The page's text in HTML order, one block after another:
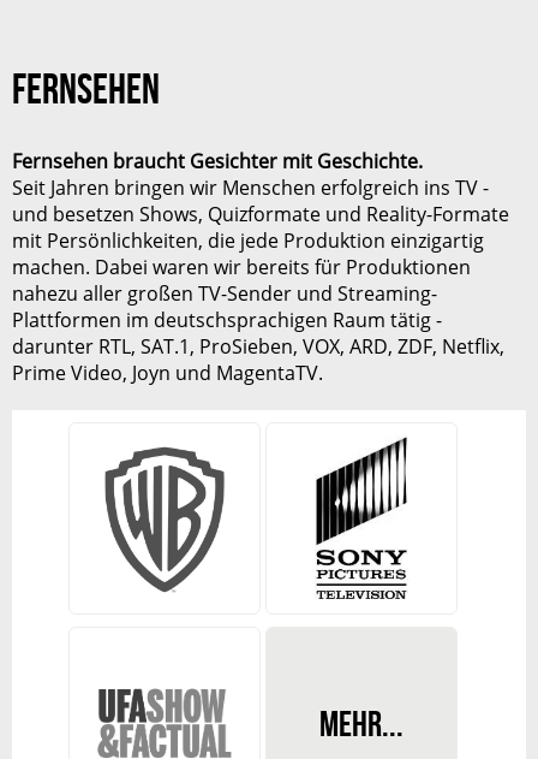
Ursula Emig
REDAKTION
INTERESSE AN
ZUSAMMENARBEIT?
FERNSEHEN
Fernsehen braucht Gesichter mit Geschichte.
Seit Jahren bringen wir Menschen erfolgreich ins TV -
und besetzen Shows, Quizformate und Reality-Formate
mit Persönlichkeiten, die jede Produktion einzigartig
machen. Dabei waren wir bereits für Produktionen
nahezu aller großen TV-Sender und Streaming-
Plattformen im deutschsprachigen Raum tätig -
darunter RTL, SAT.1, ProSieben, VOX, ARD, ZDF, Netflix,
Prime Video, Joyn und MagentaTV.
MEHR...